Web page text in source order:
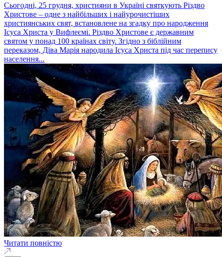
Сьогодні, 25 грудня, християни в Україні святкують Різдво
Христове – одне з найбільших і найурочистіших
християнських свят, встановлене на згадку про народження
Ісуса Христа у Вифлеємі. Різдво Христове є державним
святом у понад 100 країнах світу. Згідно з біблійним
переказом, Діва Марія народила Ісуса Христа під час перепису
населення...
Читати повністю